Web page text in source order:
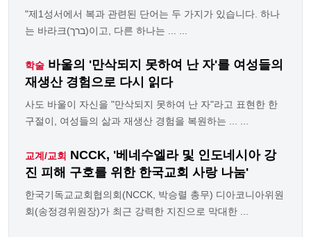
"제1성서에서 복과 관련된 단어는 두 가지가 있습니다. 하나
는 바라크(ברך)이고, 다른 하나는 ... ...
학술 바울의 '만삭되지 못하여 난 자'를 여성들의
재생산 경험으로 다시 읽다
사도 바울이 자신을 "만삭되지 못하여 난 자"라고 표현한 한
구절이, 여성들의 삶과 재생산 경험을 복원하는 ... ...
교계/교회 NCCK, '베네수엘라 및 인도네시아 강
진 피해 구호를 위한 한국교회 사랑 나눔'
한국기독교교회협의회(NCCK, 박승렬 총무) 디아코니아위원
회(송정경위원장)가 최근 강력한 지진으로 막대한 ...